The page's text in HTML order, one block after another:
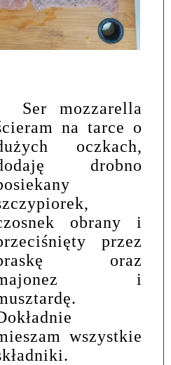
Ser mozzarella
na tarce o
oczkach,
drobno
obrany i
przez
oraz
i
wszystkie